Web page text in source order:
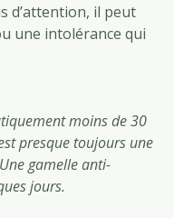
d’attention, il peut
une intolérance qui
moins de 30
presque toujours une
gamelle anti-
jours.